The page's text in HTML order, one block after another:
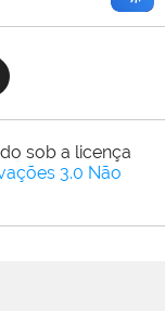
sob a licença
3.0 Não